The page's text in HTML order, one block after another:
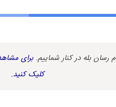
رسان بله در کنار شماییم. برای
کلیک کنید.